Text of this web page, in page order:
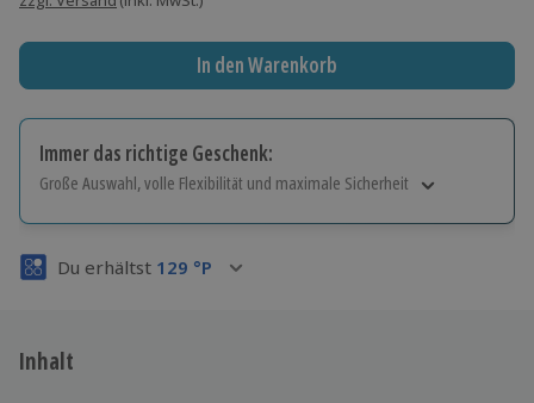
In den Warenkorb
Immer das richtige Geschenk:
Große Auswahl, volle Flexibilität und maximale Sicherheit
Volle Flexibilität
3 Jahre gültig & verlängerbar.
Du erhältst 129 °P
Inhalt